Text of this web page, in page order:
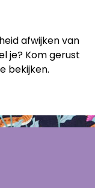
afwijken van
je? Kom gerust
bekijken.